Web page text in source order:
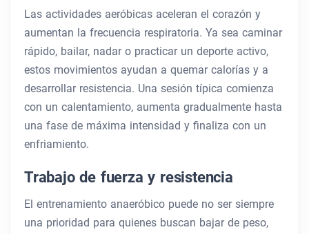
Las actividades aeróbicas aceleran el corazón y
aumentan la frecuencia respiratoria. Ya sea caminar
rápido, bailar, nadar o practicar un deporte activo,
estos movimientos ayudan a quemar calorías y a
desarrollar resistencia. Una sesión típica comienza
con un calentamiento, aumenta gradualmente hasta
una fase de máxima intensidad y finaliza con un
enfriamiento.
Trabajo de fuerza y ​​resistencia
El entrenamiento anaeróbico puede no ser siempre
una prioridad para quienes buscan bajar de peso,